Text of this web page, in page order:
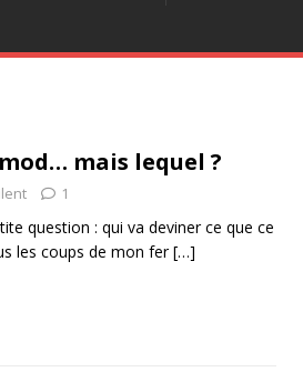
mais lequel ?
1
question : qui va deviner ce que ce
les coups de mon fer[…]